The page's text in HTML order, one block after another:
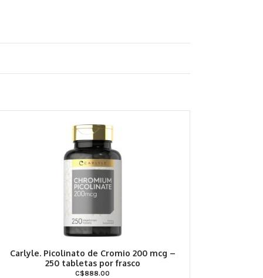
Carlyle. Picolinato de Cromio 200 mcg –
250 tabletas por frasco
C$888.00